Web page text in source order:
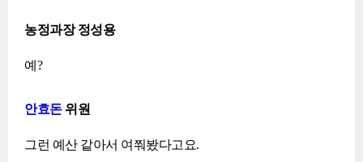
농정과장 정성용
예?
안효돈위원
그런 예산 같아서 여쭤봤다고요.